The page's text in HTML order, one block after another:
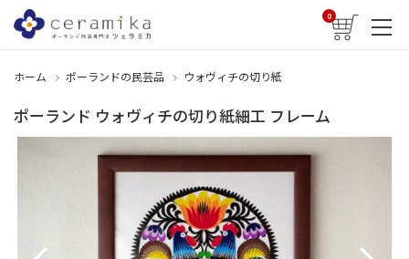
0
ホーム ポーランドの民芸品 ウォヴィチの切り紙
ポーランド ウォヴィチの切り紙細工 フレーム